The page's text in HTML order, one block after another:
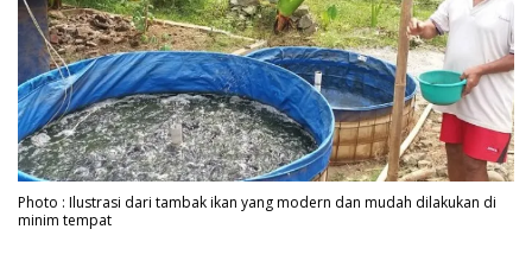
Photo : Ilustrasi dari tambak ikan yang modern dan mudah dilakukan di
minim tempat